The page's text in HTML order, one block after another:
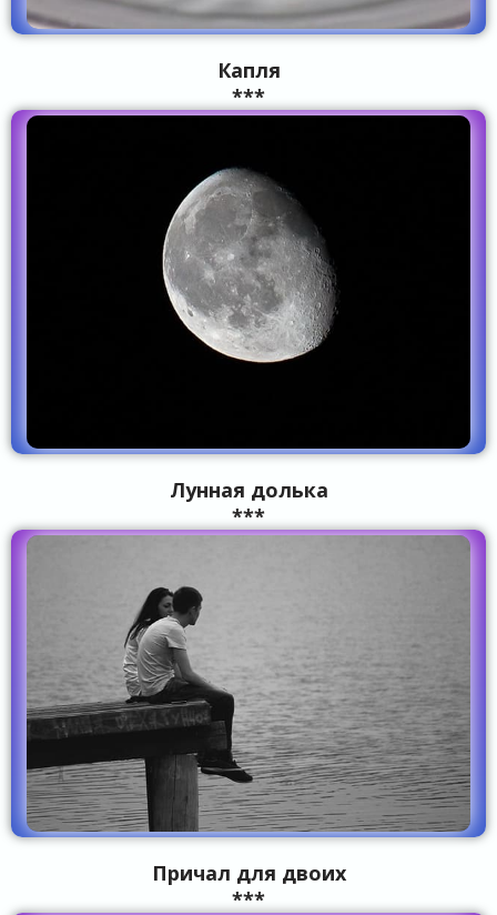
Капля
***
Лунная долька
***
Причал для двоих
***